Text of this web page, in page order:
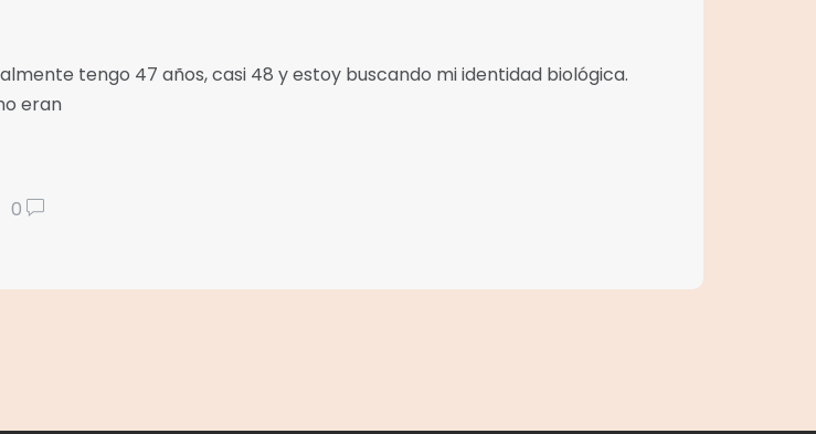
tengo 47 años, casi 48 y estoy buscando mi identidad biológica.
eran
0